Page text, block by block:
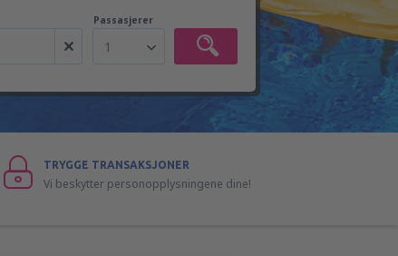
Passasjerer
1
TRYGGE TRANSAKSJONER
Vi beskytter personopplysningene dine!